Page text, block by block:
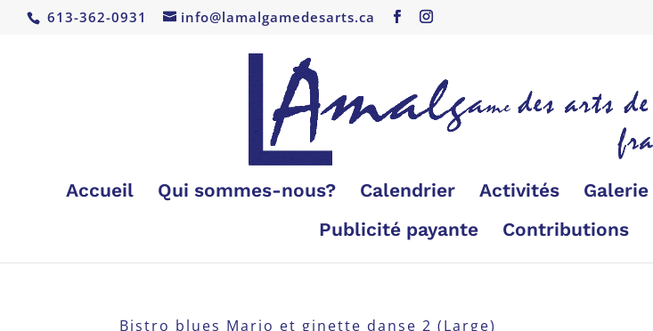
613-362-0931 info@lamalgamedesarts.ca
Accueil Qui sommes-nous? Calendrier Activités Galerie
Publicité payante
Contributions
Bistro blues Mario et ginette danse 2 (Large)